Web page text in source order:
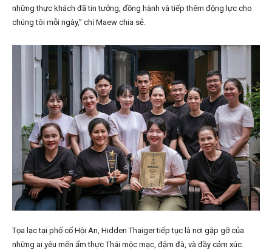
những thực khách đã tin tưởng, đồng hành và tiếp thêm động lực cho
chúng tôi mỗi ngày,” chị Maew chia sẻ.
Tọa lạc tại phố cổ Hội An, Hidden Thaiger tiếp tục là nơi gặp gỡ của
những ai yêu mến ẩm thực Thái mộc mạc, đậm đà, và đầy cảm xúc.